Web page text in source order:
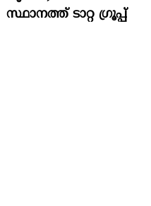
സ്ഥാനത്ത് ടാറ്റ ഗ്രൂപ്പ്